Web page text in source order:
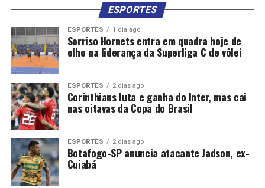
ESPORTES
ESPORTES 1 dia ago
Sorriso Hornets entra em quadra hoje de
olho na liderança da Superliga C de vôlei
ESPORTES 2 dias ago
Corinthians luta e ganha do Inter, mas cai
nas oitavas da Copa do Brasil
ESPORTES 2 dias ago
Botafogo-SP anuncia atacante Jadson, ex-
Cuiabá